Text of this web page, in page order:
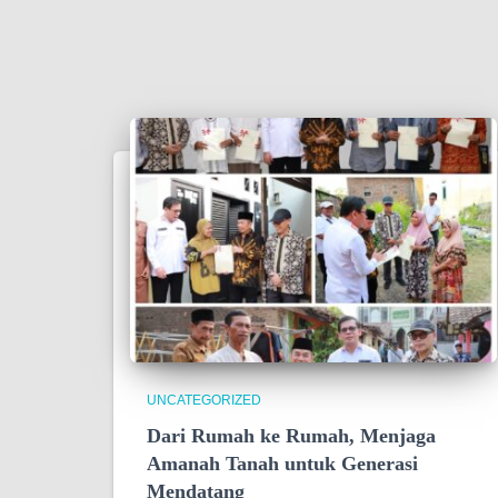
UNCATEGORIZED
Dari Rumah ke Rumah, Menjaga
Amanah Tanah untuk Generasi
Mendatang